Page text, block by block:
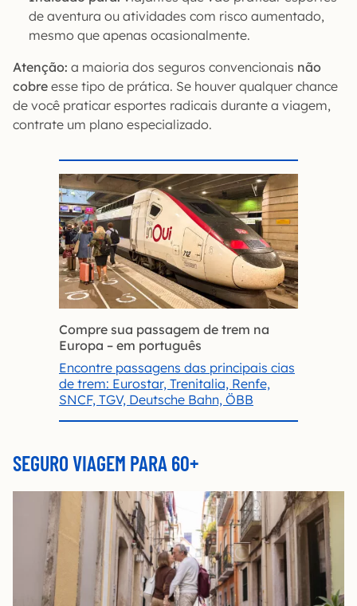
de aventura ou atividades com risco aumentado,
mesmo que apenas ocasionalmente.
Atenção: a maioria dos seguros convencionais não
cobre esse tipo de prática. Se houver qualquer chance
de você praticar esportes radicais durante a viagem,
contrate um plano especializado.
Compre sua passagem de trem na
Europa – em português
Encontre passagens das principais cias
de trem: Eurostar, Trenitalia, Renfe,
SNCF, TGV, Deutsche Bahn, ÖBB
SEGURO VIAGEM PARA 60+